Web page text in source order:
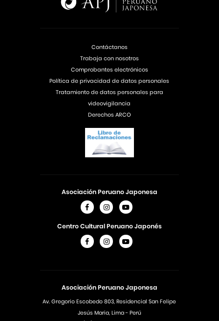
Asociación Peruano Japonesa
Av. Gregorio Escobedo 803, Residencial San Felipe
Jesús Maria, Lima - Perú
Asociación Peruano Japonesa
Centro Cultural Peruano Japonés
Contáctanos
Trabaja con nosotros
Comprobantes electrónicos
Política de privacidad de datos personales
Tratamiento de datos personales para
videovigilancia
Derechos ARCO